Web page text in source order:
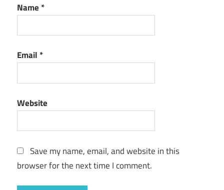
Name *
Email *
Website
Save my name, email, and website in this
browser for the next time I comment.